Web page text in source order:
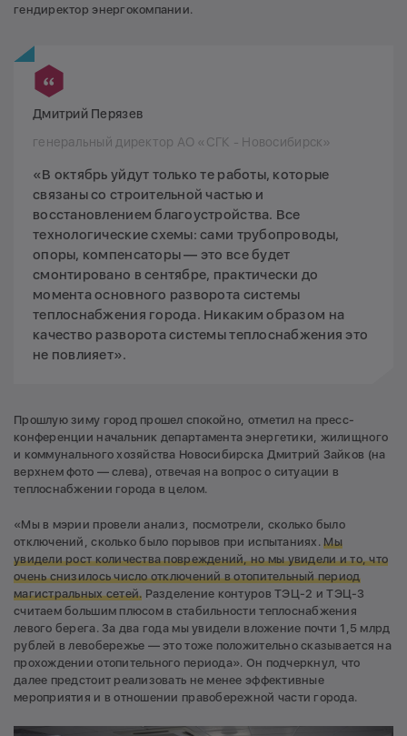
гендиректор энергокомпании.
Дмитрий Перязев
генеральный директор АО «СГК - Новосибирск»
«В октябрь уйдут только те работы, которые
связаны со строительной частью и
восстановлением благоустройства. Все
технологические схемы: сами трубопроводы,
опоры, компенсаторы — это все будет
смонтировано в сентябре, практически до
момента основного разворота системы
теплоснабжения города. Никаким образом на
качество разворота системы теплоснабжения это
не повлияет».
Прошлую зиму город прошел спокойно, отметил на пресс-
конференции начальник департамента энергетики, жилищного
и коммунального хозяйства Новосибирска Дмитрий Зайков (на
верхнем фото — слева), отвечая на вопрос о ситуации в
теплоснабжении города в целом.
«Мы в мэрии провели анализ, посмотрели, сколько было
отключений, сколько было порывов при испытаниях.Мы
увидели рост количества повреждений, но мы увидели и то, что
очень снизилось число отключений в отопительный период
магистральных сетей. Разделение контуров ТЭЦ-2 и ТЭЦ-3
считаем большим плюсом в стабильности теплоснабжения
левого берега. За два года мы увидели вложение почти 1,5 млрд
рублей в левобережье — это тоже положительно сказывается на
прохождении отопительного периода». Он подчеркнул, что
далее предстоит реализовать не менее эффективные
мероприятия и в отношении правобережной части города.